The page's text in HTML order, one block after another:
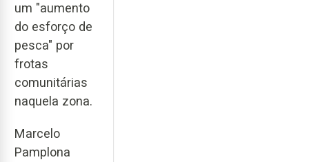
um "aumento
do esforço de
pesca" por
frotas
comunitárias
naquela zona.
Marcelo
Pamplona